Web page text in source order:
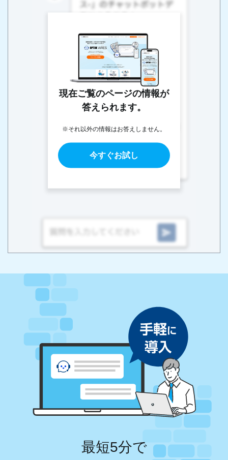
現在ご覧のページの情報が
答えられます。
※それ以外の情報はお答えしません。
今すぐお試し
最短5分で